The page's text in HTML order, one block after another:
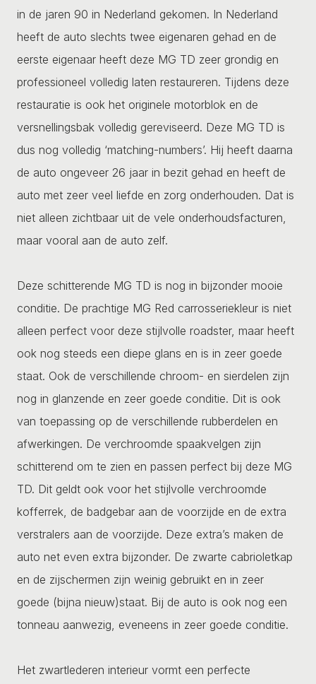
in de jaren 90 in Nederland gekomen. In Nederland
heeft de auto slechts twee eigenaren gehad en de
eerste eigenaar heeft deze MG TD zeer grondig en
professioneel volledig laten restaureren. Tijdens deze
restauratie is ook het originele motorblok en de
versnellingsbak volledig gereviseerd. Deze MG TD is
dus nog volledig ‘matching-numbers’. Hij heeft daarna
de auto ongeveer 26 jaar in bezit gehad en heeft de
auto met zeer veel liefde en zorg onderhouden. Dat is
niet alleen zichtbaar uit de vele onderhoudsfacturen,
maar vooral aan de auto zelf.
Deze schitterende MG TD is nog in bijzonder mooie
conditie. De prachtige MG Red carrosseriekleur is niet
alleen perfect voor deze stijlvolle roadster, maar heeft
ook nog steeds een diepe glans en is in zeer goede
staat. Ook de verschillende chroom- en sierdelen zijn
nog in glanzende en zeer goede conditie. Dit is ook
van toepassing op de verschillende rubberdelen en
afwerkingen. De verchroomde spaakvelgen zijn
schitterend om te zien en passen perfect bij deze MG
TD. Dit geldt ook voor het stijlvolle verchroomde
kofferrek, de badgebar aan de voorzijde en de extra
verstralers aan de voorzijde. Deze extra’s maken de
auto net even extra bijzonder. De zwarte cabrioletkap
en de zijschermen zijn weinig gebruikt en in zeer
goede (bijna nieuw)staat. Bij de auto is ook nog een
tonneau aanwezig, eveneens in zeer goede conditie.
Het zwartlederen interieur vormt een perfecte